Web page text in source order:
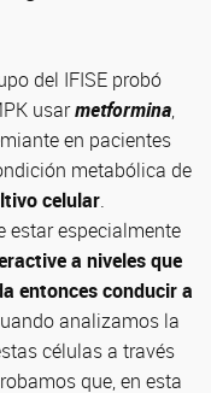
del IFISE probó
usarmetformina,
en pacientes
metabólica de
celular.
estar especialmente
a niveles que
entonces conducir a
analizamos la
células a través
que, en esta